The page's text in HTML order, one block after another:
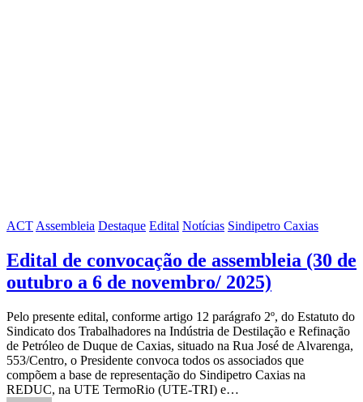
ACT Assembleia Destaque Edital Notícias Sindipetro Caxias
Edital de convocação de assembleia (30 de
outubro a 6 de novembro/ 2025)
Pelo presente edital, conforme artigo 12 parágrafo 2º, do Estatuto do
Sindicato dos Trabalhadores na Indústria de Destilação e Refinação
de Petróleo de Duque de Caxias, situado na Rua José de Alvarenga,
553/Centro, o Presidente convoca todos os associados que
compõem a base de representação do Sindipetro Caxias na
REDUC, na UTE TermoRio (UTE-TRI) e…